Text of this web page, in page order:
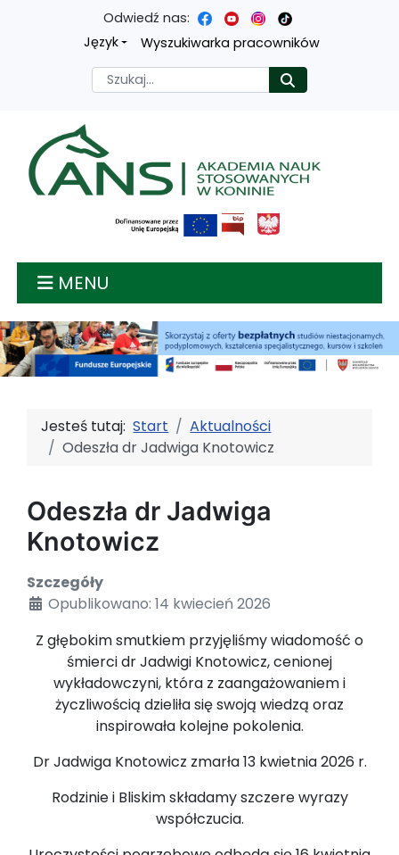
Przejdź
treści
głównej
Przejdź
menu
nawigacyjnego
Przejdź
wyszukiwarki
Przejdź
mapy
strony
Odwiedź nas:
Język
Wyszukiwarka pracowników
Szukaj
Akademia nauk
MENU
Jesteś tutaj:Start
Aktualności
Odeszła dr Jadwiga Knotowicz
Odeszła dr Jadwiga
Knotowicz
Szczegóły
Opublikowano: 14 kwiecień 2026
Z głębokim smutkiem przyjęliśmy wiadomość o
śmierci dr Jadwigi Knotowicz, cenionej
wykładowczyni, która z zaangażowaniem i
życzliwością dzieliła się swoją wiedzą oraz
inspirowała kolejne pokolenia.
Dr Jadwiga Knotowicz zmarła 13 kwietnia 2026 r.
Rodzinie i Bliskim składamy szczere wyrazy
współczucia.